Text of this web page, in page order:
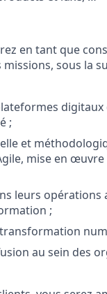
en tant que
sous la
digitaux
;
et
mise en œuvre
leurs opérations
;
au sein des